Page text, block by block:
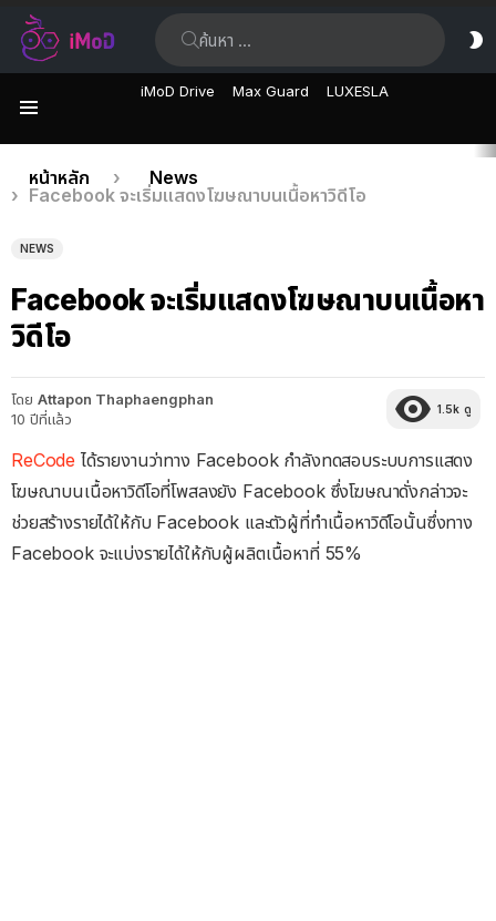
iMoD Drive Max Guard LUXESLA
เรื่อง
ล่าสุด
คุณอยู่ที่นี่:
หน้าหลัก
News
Facebook จะเริ่มแสดงโฆษณาบนเนื้อหาวิดีโอ
NEWS
Facebook จะเริ่มแสดงโฆษณาบนเนื้อหา
วิดีโอ
โดย Attapon Thaphaengphan
10 ปีที่แล้ว
1.5k ดู
ReCode ได้รายงานว่าทาง Facebook กำลังทดสอบระบบการแสดง
โฆษณาบนเนื้อหาวิดีโอที่โพสลงยัง Facebook ซึ่งโฆษณาดั่งกล่าวจะ
ช่วยสร้างรายได้ให้กับ Facebook และตัวผู้ที่ทำเนื้อหาวิดีโอนั้นซึ่งทาง
Facebook จะแบ่งรายได้ให้กับผู้ผลิตเนื้อหาที่ 55%